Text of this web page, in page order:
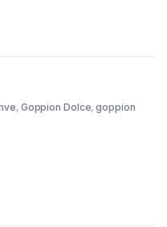
, Goppion Dolce,goppion